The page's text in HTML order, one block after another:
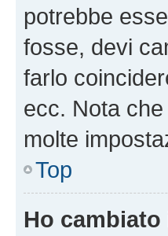
potrebbe
fosse, devi
farlo
ecc. Nota
molte
Top
Ho